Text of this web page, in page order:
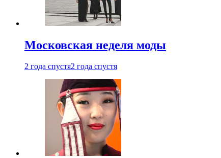
Московская неделя моды
2 года спустя2 года спустя